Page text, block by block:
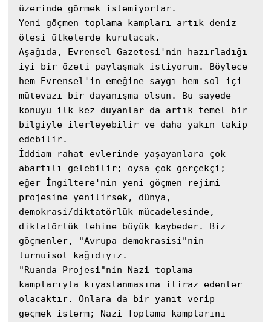
üzerinde görmek istemiyorlar.
Yeni göçmen toplama kampları artık deniz
ötesi ülkelerde kurulacak.
Aşağıda, Evrensel Gazetesi'nin hazırladığı
iyi bir özeti paylaşmak istiyorum. Böylece
hem Evrensel'in emeğine saygı hem sol içi
mütevazı bir dayanışma olsun. Bu sayede
konuyu ilk kez duyanlar da artık temel bir
bilgiyle ilerleyebilir ve daha yakın takip
edebilir.
İddiam rahat evlerinde yaşayanlara çok
abartılı gelebilir; oysa çok gerçekçi;
eğer İngiltere'nin yeni göçmen rejimi
projesine yenilirsek, dünya,
demokrasi/diktatörlük mücadelesinde,
diktatörlük lehine büyük kaybeder. Biz
göçmenler, "Avrupa demokrasisi"nin
turnuisol kağıdıyız.
"Ruanda Projesi"nin Nazi toplama
kamplarıyla kıyaslanmasına itiraz edenler
olacaktır. Onlara da bir yanıt verip
geçmek isterm; Nazi Toplama kamplarını